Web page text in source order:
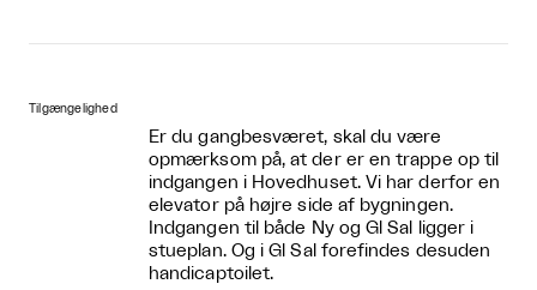
Tilgængelighed
Er du gangbesværet, skal du være
opmærksom på, at der er en trappe op til
indgangen i Hovedhuset. Vi har derfor en
elevator på højre side af bygningen.
Indgangen til både Ny og Gl Sal ligger i
stueplan. Og i Gl Sal forefindes desuden
handicaptoilet.